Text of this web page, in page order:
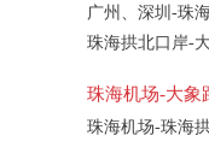
广州、深圳-珠
珠海拱北口岸-
珠海机场-大象
珠海机场-珠海